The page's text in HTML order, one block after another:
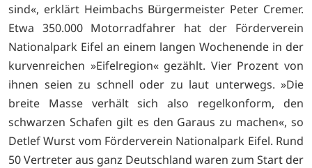
sind«, erklärt Heimbachs Bürgermeister Peter Cremer.
Etwa 350.000 Motorradfahrer hat der Förderverein
Nationalpark Eifel an einem langen Wochenende in der
kurvenreichen »Eifelregion« gezählt. Vier Prozent von
ihnen seien zu schnell oder zu laut unterwegs. »Die
breite Masse verhält sich also regelkonform, den
schwarzen Schafen gilt es den Garaus zu machen«, so
Detlef Wurst vom Förderverein Nationalpark Eifel. Rund
50 Vertreter aus ganz Deutschland waren zum Start der